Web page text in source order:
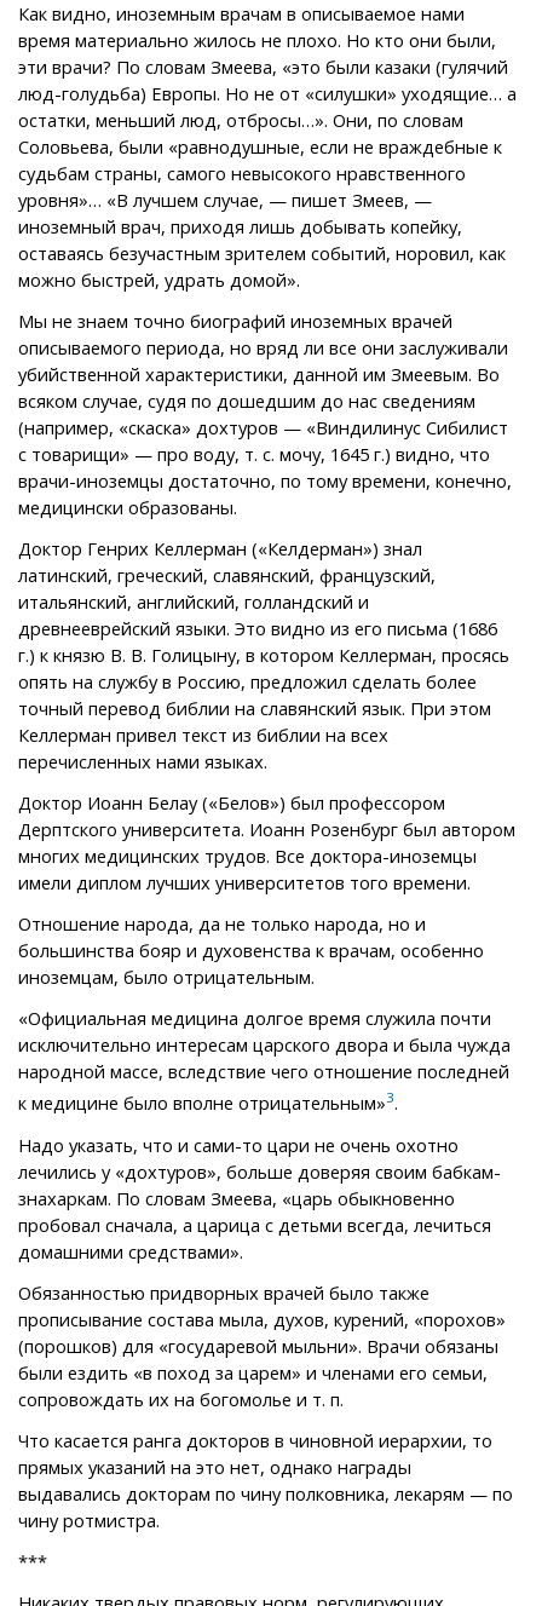
Как видно, иноземным врачам в описываемое нами
время материально жилось не плохо. Но кто они были,
эти врачи? По словам Змеева, «это были казаки (гулячий
люд-голудьба) Европы. Но не от «силушки» уходящие… а
остатки, меньший люд, отбросы…». Они, по словам
Соловьева, были «равнодушные, если не враждебные к
судьбам страны, самого невысокого нравственного
уровня»… «В лучшем случае, — пишет Змеев, —
иноземный врач, приходя лишь добывать копейку,
оставаясь безучастным зрителем событий, норовил, как
можно быстрей, удрать домой».
Мы не знаем точно биографий иноземных врачей
описываемого периода, но вряд ли все они заслуживали
убийственной характеристики, данной им Змеевым. Во
всяком случае, судя по дошедшим до нас сведениям
(например, «скаска» дохтуров — «Виндилинус Сибилист
с товарищи» — про воду, т. с. мочу, 1645 г.) видно, что
врачи-иноземцы достаточно, по тому времени, конечно,
медицински образованы.
Доктор Генрих Келлерман («Келдерман») знал
латинский, греческий, славянский, французский,
итальянский, английский, голландский и
древнееврейский языки. Это видно из его письма (1686
г.) к князю В. В. Голицыну, в котором Келлерман, просясь
опять на службу в Россию, предложил сделать более
точный перевод библии на славянский язык. При этом
Келлерман привел текст из библии на всех
перечисленных нами языках.
Доктор Иоанн Белау («Белов») был профессором
Дерптского университета. Иоанн Розенбург был автором
многих медицинских трудов. Все доктора-иноземцы
имели диплом лучших университетов того времени.
Отношение народа, да не только народа, но и
большинства бояр и духовенства к врачам, особенно
иноземцам, было отрицательным.
«Официальная медицина долгое время служила почти
исключительно интересам царского двора и была чужда
народной массе, вследствие чего отношение последней
к медицине было вполне отрицательным»3.
Надо указать, что и сами-то цари не очень охотно
лечились у «дохтуров», больше доверяя своим бабкам-
знахаркам. По словам Змеева, «царь обыкновенно
пробовал сначала, а царица с детьми всегда, лечиться
домашними средствами».
Обязанностью придворных врачей было также
прописывание состава мыла, духов, курений, «порохов»
(порошков) для «государевой мыльни». Врачи обязаны
были ездить «в поход за царем» и членами его семьи,
сопровождать их на богомолье и т. п.
Что касается ранга докторов в чиновной иерархии, то
прямых указаний на это нет, однако награды
выдавались докторам по чину полковника, лекарям — по
чину ротмистра.
***